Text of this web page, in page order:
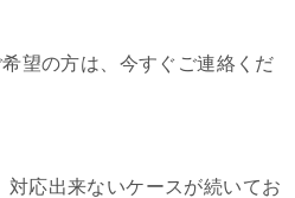
望の方は、今すぐご連絡くだ
応出来ないケースが続いてお